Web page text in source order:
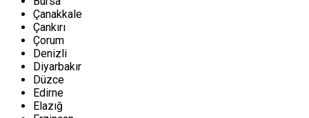
Çanakkale
Çankırı
Çorum
Denizli
Diyarbakır
Düzce
Edirne
Elazığ